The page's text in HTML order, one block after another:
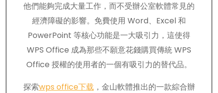
他們能夠完成大量工作，而不受辦公室軟體常見的
經濟障礙的影響。免費使用 Word、Excel 和
PowerPoint 等核心功能是一大吸引力，這使得
WPS Office 成為那些不願意花錢購買傳統 WPS
Office 授權的使用者的一個有吸引力的替代品。
探索wps office下载，金山軟體推出的一款綜合辦